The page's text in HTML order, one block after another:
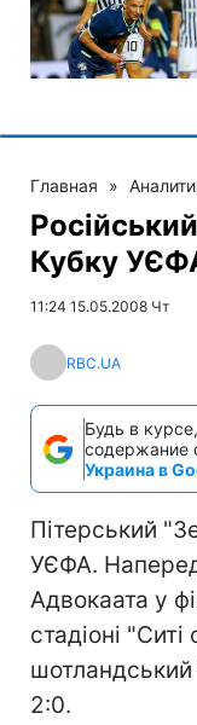
Главная »
Кубку
11:24 15.05.2008 Чт
RBC.UA
Будь в
содержание
Украина в
Пітерський
УЄФА.
Адвокаата у
стадіоні
2:0.